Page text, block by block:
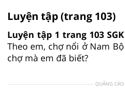
Luyện tập (trang 103)
Luyện tập 1 trang 103
Theo em, chợ nổi ở Nam
chợ mà em đã biết?
QUẢNG CÁO